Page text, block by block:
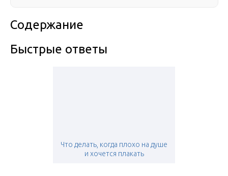
Содержание
Быстрые ответы
Что делать, когда плохо на душе
и хочется плакать